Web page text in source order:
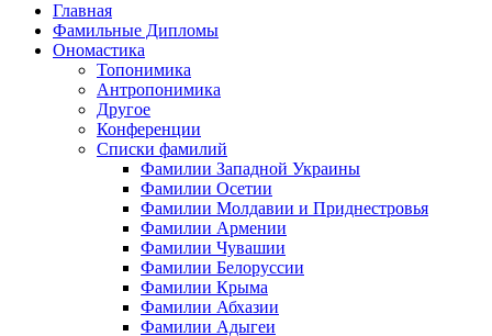
Главная
Фамильные Дипломы
Ономастика
Топонимика
Антропонимика
Другое
Конференции
Списки фамилий
Фамилии Западной Украины
Фамилии Осетии
Фамилии Молдавии и Приднестровья
Фамилии Армении
Фамилии Чувашии
Фамилии Белоруссии
Фамилии Крыма
Фамилии Абхазии
Фамилии Адыгеи